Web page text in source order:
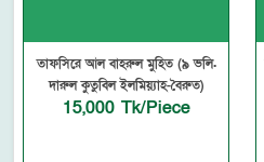
তাফসিরে আল বাহরুল মুহিত (৯ ভলি.
দারুল কুতুবিল ইলমিয়্যাহ-বৈরুত)
15,000 Tk/Piece